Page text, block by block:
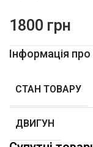
1800 грн
Інформація
СТАН ТОВАРУ
ДВИГУН